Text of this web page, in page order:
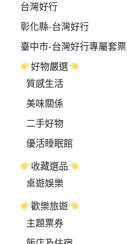
台灣好行
彰化縣-台灣好行
臺中市-台灣好行專屬套票
好物嚴選
質感生活
美味關係
二手好物
優活睡眠館
收藏選品
桌遊娛樂
歡樂旅遊
主題票券